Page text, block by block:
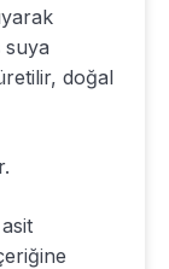
suya
doğal